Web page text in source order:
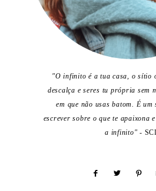
"O infinito é a tua casa, o sítio
descalça e seres tu própria sem
em que não usas batom. É um
escrever sobre o que te apaixona
a infinito"-